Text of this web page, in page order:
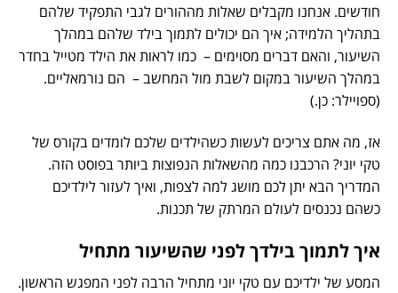
חודשים. אנחנו מקבלים שאלות מההורים לגבי התפקיד שלהם
בתהליך הלמידה; איך הם יכולים לתמוך בילד שלהם במהלך
השיעור, והאם דברים מסוימים – כמו לראות את הילד מטייל בחדר
במהלך השיעור במקום לשבת מול המחשב – הם נורמאליים.
(ספויילר: כן.)
אז, מה אתם צריכים לעשות כשהילדים שלכם לומדים בקורס של
טקי יוני? הרכבנו כמה מהשאלות הנפוצות ביותר בפוסט הזה.
המדריך הבא יתן לכם מושג למה לצפות, ואיך לעזור לילדיכם
כשהם נכנסים לעולם המרתק של תכנות.
איך לתמוך בילדך לפני שהשיעור מתחיל
המסע של ילדיכם עם טקי יוני מתחיל הרבה לפני המפגש הראשון.